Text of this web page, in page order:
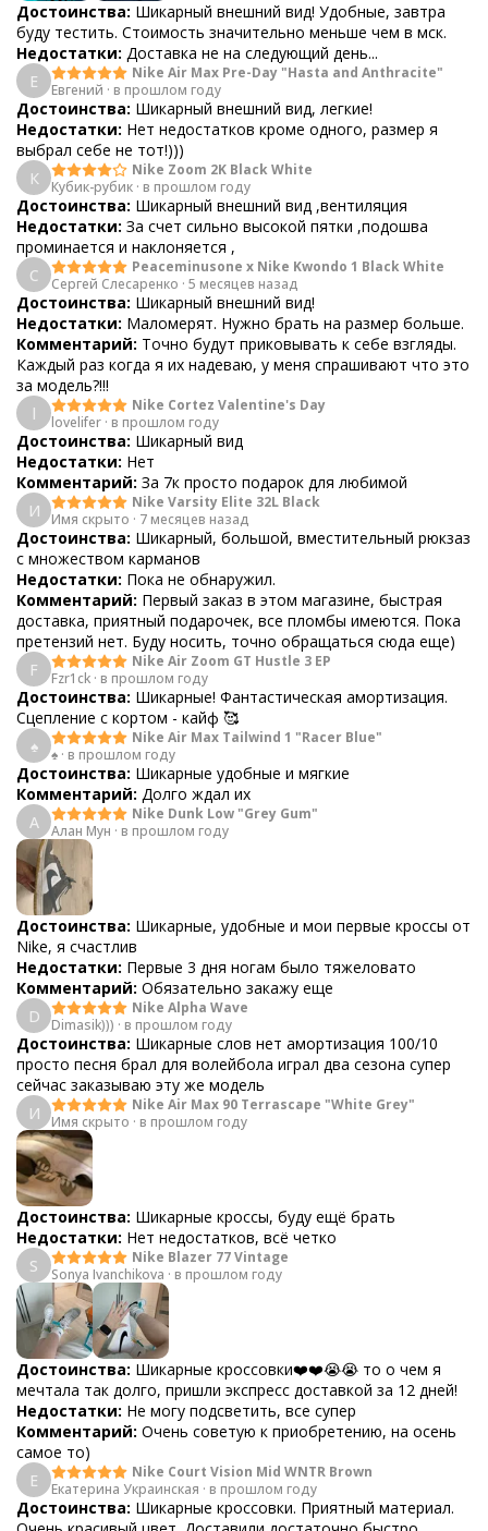
Достоинства: Шикарный внешний вид! Удобные, завтра
буду тестить. Стоимость значительно меньше чем в мск.
Недостатки: Доставка не на следующий день...
Е
Nike Air Max Pre-Day "Hasta and Anthracite"
Евгений · в прошлом году
Достоинства: Шикарный внешний вид, легкие!
Недостатки: Нет недостатков кроме одного, размер я
выбрал себе не тот!)))
К
Nike Zoom 2K Black White
Кубик-рубик · в прошлом году
Достоинства: Шикарный внешний вид ,вентиляция
Недостатки: За счет сильно высокой пятки ,подошва
проминается и наклоняется ,
С
Peaceminusone x Nike Kwondo 1 Black White
Сергей Слесаренко · 5 месяцев назад
Достоинства: Шикарный внешний вид!
Недостатки: Маломерят. Нужно брать на размер больше.
Комментарий: Точно будут приковывать к себе взгляды.
Каждый раз когда я их надеваю, у меня спрашивают что это
за модель?!!!
l
Nike Cortez Valentine's Day
lovelifer · в прошлом году
Достоинства: Шикарный вид
Недостатки: Нет
Комментарий: За 7к просто подарок для любимой
И
Nike Varsity Elite 32L Black
Имя скрыто · 7 месяцев назад
Достоинства: Шикарный, большой, вместительный рюкзаз
с множеством карманов
Недостатки: Пока не обнаружил.
Комментарий: Первый заказ в этом магазине, быстрая
доставка, приятный подарочек, все пломбы имеются. Пока
претензий нет. Буду носить, точно обращаться сюда еще)
F
Nike Air Zoom GT Hustle 3 EP
Fzr1ck · в прошлом году
Достоинства: Шикарные! Фантастическая амортизация.
Сцепление с кортом - кайф 🥰
♠
Nike Air Max Tailwind 1 "Racer Blue"
♠️ · в прошлом году
Достоинства: Шикарные удобные и мягкие
Комментарий: Долго ждал их
А
Nike Dunk Low "Grey Gum"
Алан Мун · в прошлом году
Достоинства: Шикарные, удобные и мои первые кроссы от
Nike, я счастлив
Недостатки: Первые 3 дня ногам было тяжеловато
Комментарий: Обязательно закажу еще
D
Nike Alpha Wave
Dimasik))) · в прошлом году
Достоинства: Шикарные слов нет амортизация 100/10
просто песня брал для волейбола играл два сезона супер
сейчас заказываю эту же модель
И
Nike Air Max 90 Terrascape "White Grey"
Имя скрыто · в прошлом году
Достоинства: Шикарные кроссы, буду ещё брать
Недостатки: Нет недостатков, всё четко
S
Nike Blazer 77 Vintage
Sonya Ivanchikova · в прошлом году
Достоинства: Шикарные кроссовки❤️❤️😭😭 то о чем я
мечтала так долго, пришли экспресс доставкой за 12 дней!
Недостатки: Не могу подсветить, все супер
Комментарий: Очень советую к приобретению, на осень
самое то)
Е
Nike Court Vision Mid WNTR Brown
Екатерина Украинская · в прошлом году
Достоинства: Шикарные кроссовки. Приятный материал.